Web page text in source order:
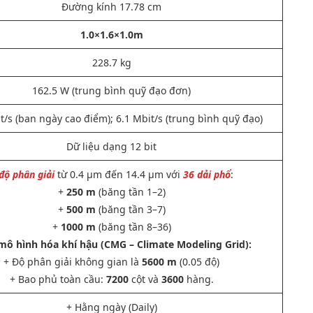
Đường kính 17.78 cm
1.0×1.6×1.0m
228.7 kg
162.5 W (trung bình quỹ đạo đơn)
s (ban ngày cao điểm); 6.1 Mbit/s (trung bình quỹ đạo)
Dữ liệu dạng 12 bit
phân giải từ 0.4 μm đến 14.4 μm với 36 dải phổ:
+ 250 m (băng tần 1–2)
+ 500 m (băng tần 3–7)
+ 1000 m (băng tần 8–36)
hình hóa khí hậu (CMG – Climate Modeling Grid):
+ Độ phân giải không gian là 5600 m (0.05 độ)
+ Bao phủ toàn cầu: 7200 cột và 3600 hàng.
+ Hằng ngày (Daily)